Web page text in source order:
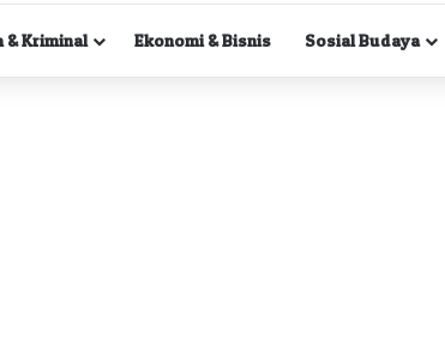
& Kriminal Ekonomi & Bisnis Sosial Budaya